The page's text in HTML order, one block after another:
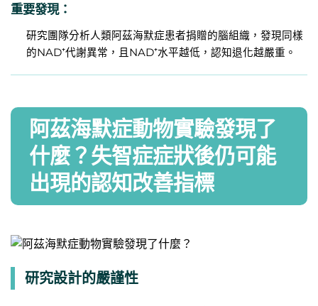
重要發現：
研究團隊分析人類阿茲海默症患者捐贈的腦組織，發現同樣
的NAD⁺代謝異常，且NAD⁺水平越低，認知退化越嚴重。
​阿茲海默症動物實驗發現了
什麼？失智症症狀後仍可能
出現的認知改善指標
研究設計的嚴謹性